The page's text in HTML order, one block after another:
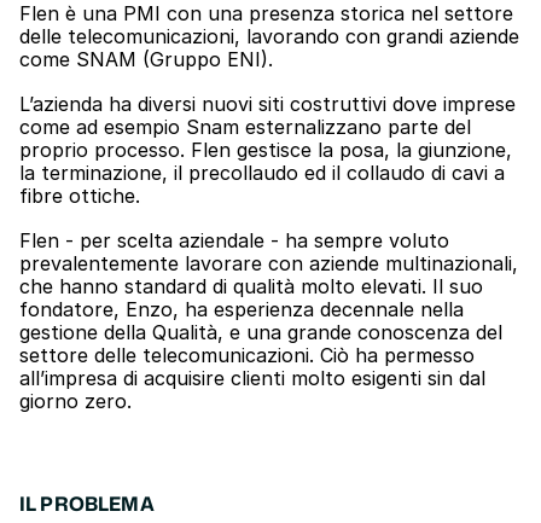
Flen è una PMI con una presenza storica nel settore
delle telecomunicazioni, lavorando con grandi aziende
come SNAM (Gruppo ENI).
L’azienda ha diversi nuovi siti costruttivi dove imprese
come ad esempio Snam esternalizzano parte del
proprio processo. Flen gestisce la posa, la giunzione,
la terminazione, il precollaudo ed il collaudo di cavi a
fibre ottiche.
Flen - per scelta aziendale - ha sempre voluto
prevalentemente lavorare con aziende multinazionali,
che hanno standard di qualità molto elevati. Il suo
fondatore, Enzo, ha esperienza decennale nella
gestione della Qualità, e una grande conoscenza del
settore delle telecomunicazioni. Ciò ha permesso
all’impresa di acquisire clienti molto esigenti sin dal
giorno zero.
IL PROBLEMA